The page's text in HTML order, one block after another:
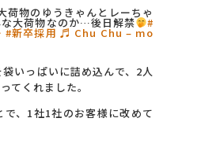
荷物のゆうきゃんとレーちゃ
大荷物なのか…後日解禁 #
#新卒採用 ♬ Chu Chu – mo
いっぱいに詰め込んで、2人
てくれました。
、1社1社のお客様に改めて